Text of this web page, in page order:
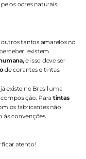
ocres naturais.
outros tantos amarelos no
existem
e isso deve ser
de corantes e tintas.
Para tintas
os fabricantes não
às convenções
atento!